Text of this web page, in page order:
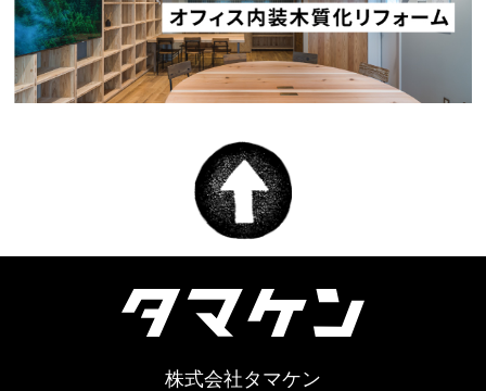
株式会社タマケン